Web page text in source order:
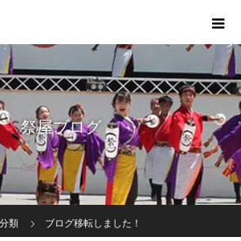
祭屋ブログ
類 ブログ移転しました！